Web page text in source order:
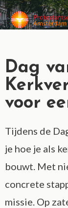
Dag
voor
Tijdens de
je hoe je als
bouwt. Met
concrete
missie. Op